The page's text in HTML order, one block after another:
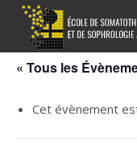
« Tous les
Cet évènement